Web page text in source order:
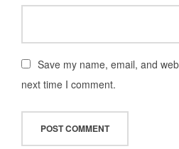
Save my name, email, and
next time I comment.